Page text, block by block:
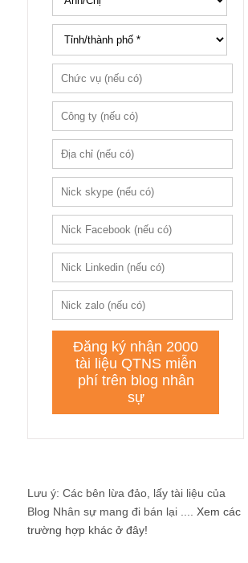
Lưu ý: Các bên lừa đảo, lấy tài liệu của
Blog Nhân sự mang đi bán lại .... Xem các
trường hợp khác ở đây!